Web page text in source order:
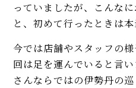
っていましたが、こんな
と、初めて行ったときは
今では店舗やスタッフの
回は足を運んでいると言
さんならではの伊勢丹の巡